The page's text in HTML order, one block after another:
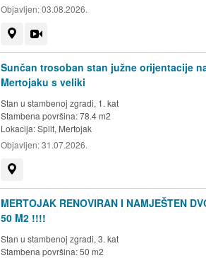
Objavljen:03.08.2026.
Sunčan trosoban stan južne orijentacije
Mertojaku s veliki
Stan u stambenoj zgradi, 1. kat
Stambena površina: 78.4 m2
Lokacija:Split, Mertojak
Objavljen:31.07.2026.
MERTOJAK RENOVIRAN I NAMJEŠTEN
50 M2 !!!!
Stan u stambenoj zgradi, 3. kat
Stambena površina: 50 m2